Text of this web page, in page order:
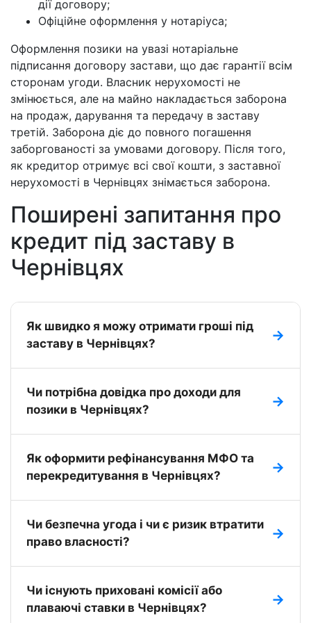
дії договору;
Офіційне оформлення у нотаріуса;
Оформлення позики на увазі нотаріальне
підписання договору застави, що дає гарантії всім
сторонам угоди. Власник нерухомості не
змінюється, але на майно накладається заборона
на продаж, дарування та передачу в заставу
третій. Заборона діє до повного погашення
заборгованості за умовами договору. Після того,
як кредитор отримує всі свої кошти, з заставної
нерухомості в Чернівцях знімається заборона.
Поширені запитання про
кредит під заставу в
Чернівцях
Як швидко я можу отримати гроші під
заставу в Чернівцях?
нерухомості можна всього за 2 години. Ми
забезпечуємо максимальну швидкість
розгляду заявки, щоб жителі Чернівців могли
отримати готівку в день звернення без
тривалого очікування.
Чи потрібна довідка про доходи для
позики в Чернівцях?
доходи в Чернівцях. Ваша ліквідна
нерухомість (квартира на Гравітоні або
будинок у Коровії) є достатньою гарантією.
Ми не вимагаємо офіційного підтвердження
працевлаштування для жителів Чернівців.
Як оформити рефінансування МФО та
перекредитування в Чернівцях?
дозволяє закрити всі мікропозики одним
кредитом під низький відсоток.
Перекредитування інших боргів у Чернівцях
через PKCredit допомагає суттєво зменшити
навантаження та зупинити нарахування
Чи безпечна угода і чи є ризик втратити
право власності?
згідно із законодавством України. Страх
втратити право власності марний: ви
Чи існують приховані комісії або
плаваючі ставки в Чернівцях?